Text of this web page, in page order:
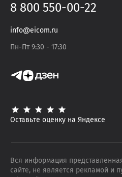
8 800 550-00-22
info@eicom.ru
Пн-Пт 9:30 - 17:30
Оставьте оценку на Яндексе
Вся информация
сайте, не является рекламой и